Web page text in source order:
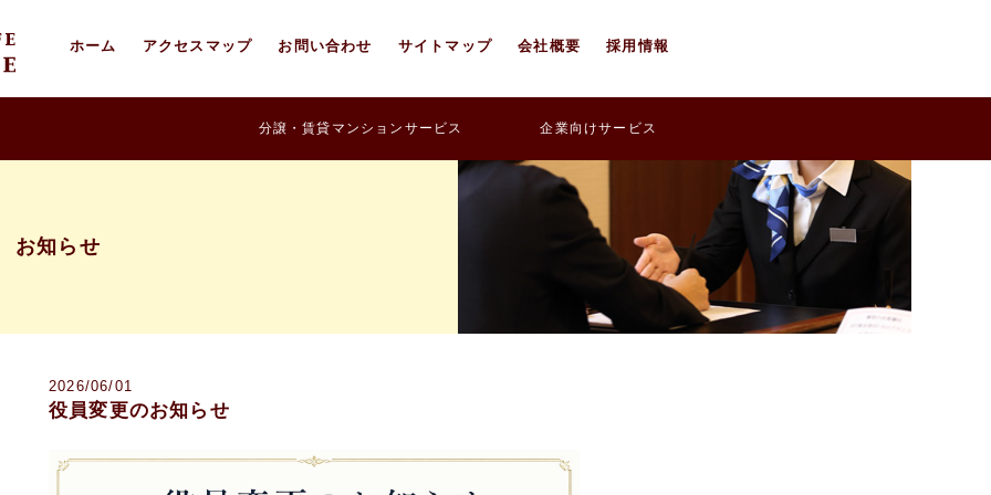
ホーム アクセスマップ お問い合わせ サイトマップ 会社概要 採用情報
分譲・賃貸マンションサービス 企業向けサービス
お知らせ
2026/06/01
役員変更のお知らせ